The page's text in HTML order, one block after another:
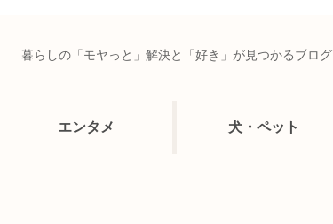
暮らしの「モヤっと」解決と「好き」が見つかるブログ
エンタメ 犬・ペット